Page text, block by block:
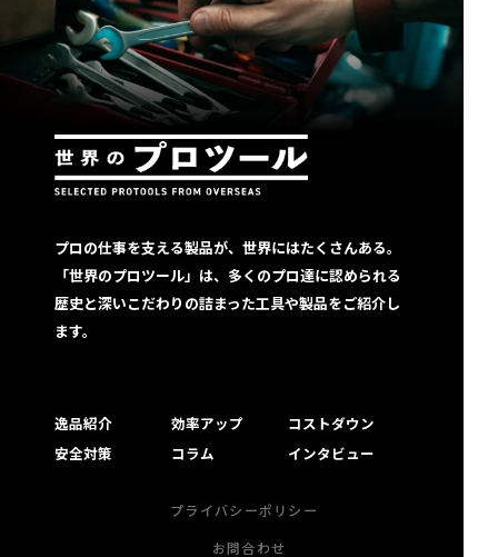
プロの仕事を支える製品が、世界にはたくさんある。
「世界のプロツール」は、多くのプロ達に認められる
歴史と深いこだわりの詰まった工具や製品をご紹介し
ます。
逸品紹介 効率アップ
コストダウン
安全対策
コラム インタビュー
プライバシーポリシー
お問合わせ